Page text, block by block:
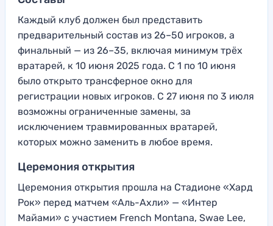
Каждый клуб должен был представить
предварительный состав из 26–50 игроков, а
финальный — из 26–35, включая минимум трёх
вратарей, к 10 июня 2025 года. С 1 по 10 июня
было открыто трансферное окно для
регистрации новых игроков. С 27 июня по 3 июля
возможны ограниченные замены, за
исключением травмированных вратарей,
которых можно заменить в любое время.
Церемония открытия
Церемония открытия прошла на Стадионе «Хард
Рок» перед матчем «Аль-Ахли» — «Интер
Майами» с участием French Montana, Swae Lee,